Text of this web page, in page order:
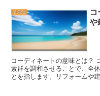
るトレンドや一時的な流行で
来の世代に美しい環境を残す
活に取り入れることが必要で
なり、地球との共生を実現す
ます。これにより、国土の有
を図ることが可能となります。 国土利用計画法は、地方自治体
係機関との連携を重視してい
定や見直しを行う際に、地域
画を作成することが求められ
有も重要です。国土利用計画
係者の意見を反映させることを目指して
重要なポイントの一つは、持
おいては、経済的な発展だけ
その他
コ
や
コーディネートの意味とは？ コーディネートとは、異なる要素や要
素群を調和させることで、全
とを指します。リフォームや